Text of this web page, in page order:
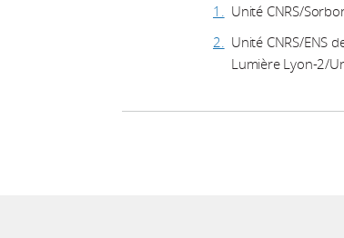
1.
Unité CNRS/
2.
Unité CNRS/ENS
Lumière Lyon-2/